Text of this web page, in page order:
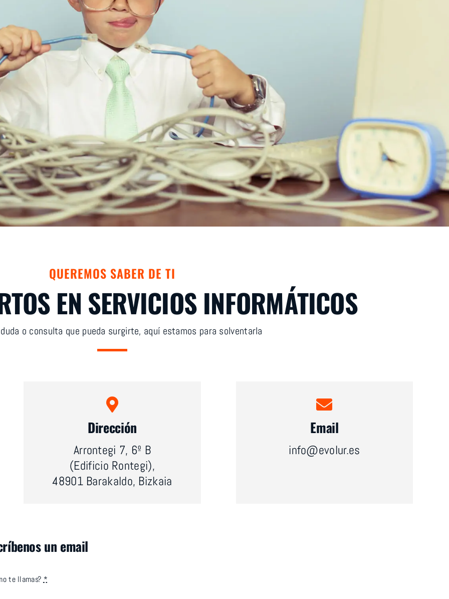
QUEREMOS SABER DE TI
EN SERVICIOS INFORMÁTICOS
o consulta que pueda surgirte, aquí estamos para solventarla
Dirección
Arrontegi 7, 6º B
(Edificio Rontegi),
48901 Barakaldo, Bizkaia
Email
info@evolur.es
un email
te llamas? *